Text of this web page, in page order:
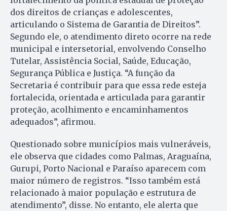
dos direitos de crianças e adolescentes,
articulando o Sistema de Garantia de Direitos”.
Segundo ele, o atendimento direto ocorre na rede
municipal e intersetorial, envolvendo Conselho
Tutelar, Assistência Social, Saúde, Educação,
Segurança Pública e Justiça. “A função da
Secretaria é contribuir para que essa rede esteja
fortalecida, orientada e articulada para garantir
proteção, acolhimento e encaminhamentos
adequados”, afirmou.
Questionado sobre municípios mais vulneráveis,
ele observa que cidades como Palmas, Araguaína,
Gurupi, Porto Nacional e Paraíso aparecem com
maior número de registros. “Isso também está
relacionado à maior população e estrutura de
atendimento”, disse. No entanto, ele alerta que